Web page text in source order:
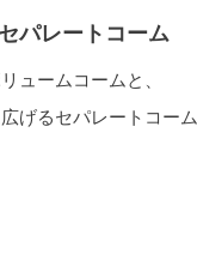
パレートコーム
ュームコームと、
げるセパレートコーム